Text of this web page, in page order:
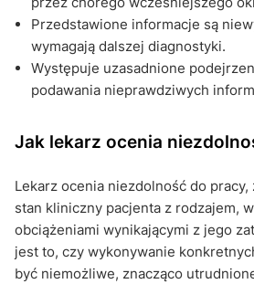
Przedstawione informacje są
wymagają dalszej diagnostyki.
Występuje uzasadnione
podawania nieprawdziwych
Jak lekarz ocenia
Lekarz ocenia niezdolność do
stan kliniczny pacjenta z rodzajem,
obciążeniami wynikającymi z jego
jest to, czy wykonywanie
być niemożliwe, znacząco